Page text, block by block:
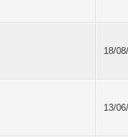
18/
13/